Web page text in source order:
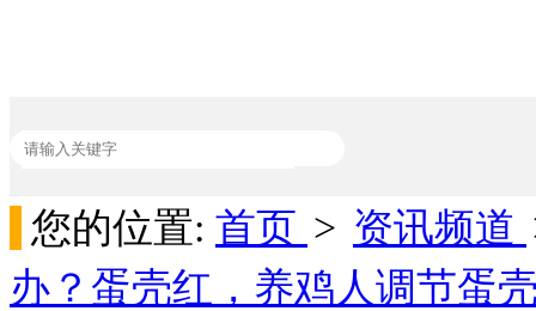
热门关键词：加丽素红 家禽饲料添加剂 吸附剂 动物饲料添加剂
您的位置: 首页 > 资讯频道
办？蛋壳红，养鸡人调节蛋